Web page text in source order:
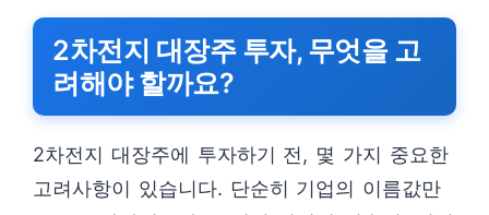
2차전지 대장주 투자, 무엇을 고
려해야 할까요?
2차전지 대장주에 투자하기 전, 몇 가지 중요한
고려사항이 있습니다. 단순히 기업의 이름값만